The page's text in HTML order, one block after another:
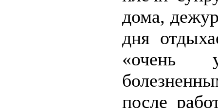
дома,
дня
«очень
после